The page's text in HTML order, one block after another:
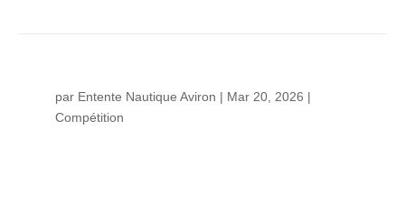
par Entente Nautique Aviron | Mar 20, 2026 |
Compétition